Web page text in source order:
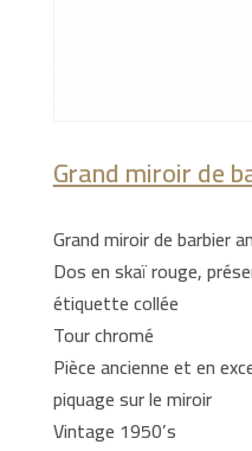
Grand miroir de
Grand miroir de barbier
Dos en skaï rouge,
étiquette collée
Tour chromé
Pièce ancienne et en
piquage sur le miroir
Vintage 1950’s